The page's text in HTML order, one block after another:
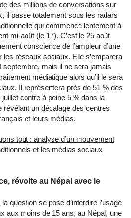
des millions de conversations sur
il passe totalement sous les radars
qui commence lentement à
mi-août (le 17). C’est le 25 août
conscience de l’ampleur d’une
les réseaux sociaux. Elle s’emparera
septembre, mais il ne sera jamais
médiatique alors qu’il le sera
Il représentera près de 51 % des
contre à peine 5 % dans la
révélant un décalage des centres
et leurs médias.
tout : analyse d’un mouvement
et les médias sociaux
révolte au Népal avec le
question se pose d’interdire l’usage
aux moins de 15 ans, au Népal, une